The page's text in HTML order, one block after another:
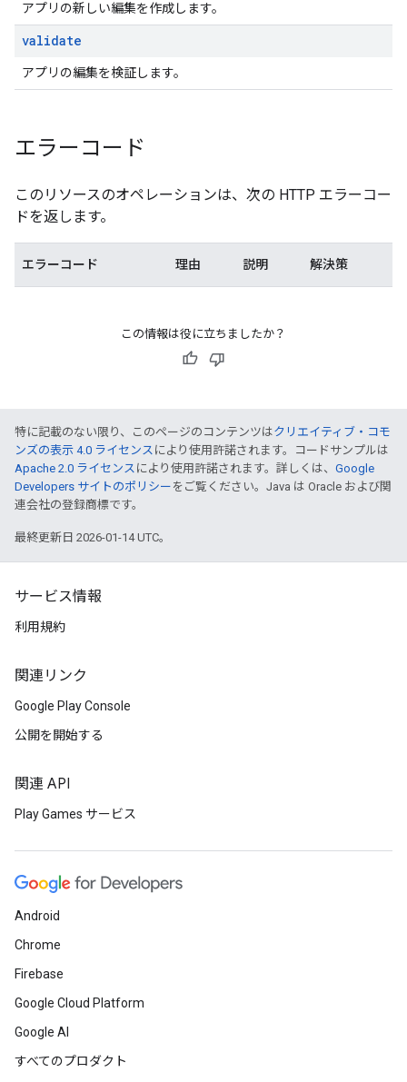
アプリの新しい編集を作成します。
validate
アプリの編集を検証します。
エラーコード
このリソースのオペレーションは、次の HTTP エラーコー
ドを返します。
エラーコード 理由 説明 解決策
この情報は役に立ちましたか？
特に記載のない限り、このページのコンテンツはクリエイティブ・コモ
ンズの表示 4.0 ライセンス により使用許諾されます。コードサンプルは
Apache 2.0 ライセンス により使用許諾されます。詳しくは、 Google
Developers サイトのポリシー をご覧ください。Java は Oracle および関
連会社の登録商標です。
最終更新日 2026-01-14 UTC。
サービス情報
利用規約
関連リンク
Google Play Console
公開を開始する
関連 API
Play Games サービス
Android
Chrome
Firebase
Google Cloud Platform
Google AI
すべてのプロダクト